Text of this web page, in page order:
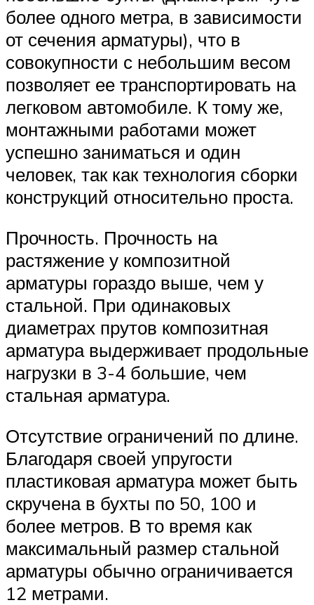
более одного метра, в зависимости
от сечения арматуры), что в
совокупности с небольшим весом
позволяет ее транспортировать на
легковом автомобиле. К тому же,
монтажными работами может
успешно заниматься и один
человек, так как технология сборки
конструкций относительно проста.
Прочность. Прочность на
растяжение у композитной
арматуры гораздо выше, чем у
стальной. При одинаковых
диаметрах прутов композитная
арматура выдерживает продольные
нагрузки в 3-4 большие, чем
стальная арматура.
Отсутствие ограничений по длине.
Благодаря своей упругости
пластиковая арматура может быть
скручена в бухты по 50, 100 и
более метров. В то время как
максимальный размер стальной
арматуры обычно ограничивается
12 метрами.